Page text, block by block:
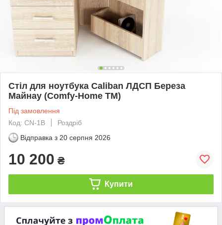
Стіл для ноутбука Caliban ЛДСП Береза
Майнау (Comfy-Home ТМ)
Під замовлення
Код: CN-1B
Роздріб
Відправка з 20 серпня 2026
10 200 ₴
Купити